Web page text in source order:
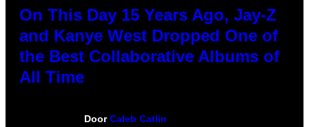
On This Day 15 Years Ago, Jay-Z
and Kanye West Dropped One of
the Best Collaborative Albums of
All Time
DoorCaleb Catlin